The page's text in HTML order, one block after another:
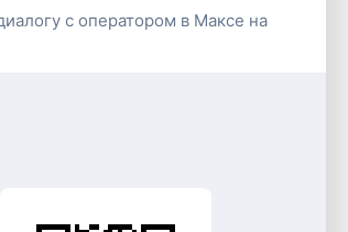
с оператором в Максе на